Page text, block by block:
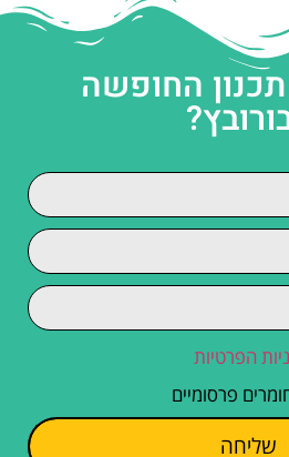
החופשה
הפרטיות
פרסומיים
שליחה